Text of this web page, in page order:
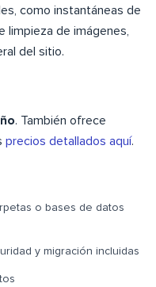
como instantáneas de
limpieza de imágenes,
del sitio.
. También ofrece
precios detallados aquí.
o bases de datos
y migración incluidas